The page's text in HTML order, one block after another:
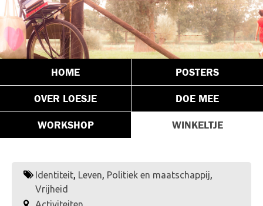
HOME POSTERS
OVER LOESJE DOE MEE
WORKSHOP WINKELTJE
Identiteit, Leven, Politiek en maatschappij,
Vrijheid